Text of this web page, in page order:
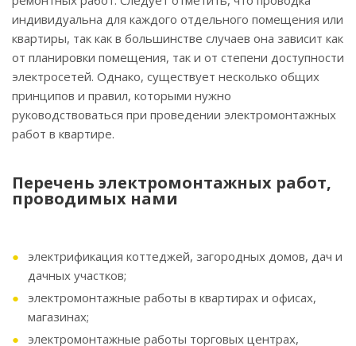
индивидуальна для каждого отдельного помещения или
квартиры, так как в большинстве случаев она зависит как
от планировки помещения, так и от степени доступности
электросетей. Однако, существует несколько общих
принципов и правил, которыми нужно
руководствоваться при проведении электромонтажных
работ в квартире.
Перечень электромонтажных работ,
проводимых нами
электрификация коттеджей, загородных домов, дач и
дачных участков;
электромонтажные работы в квартирах и офисах,
магазинах;
электромонтажные работы торговых центрах,